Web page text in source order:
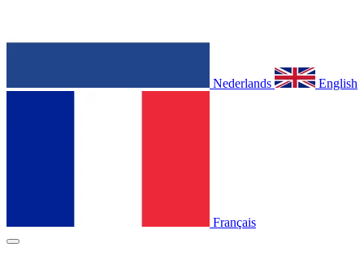
Nederlands English
Français